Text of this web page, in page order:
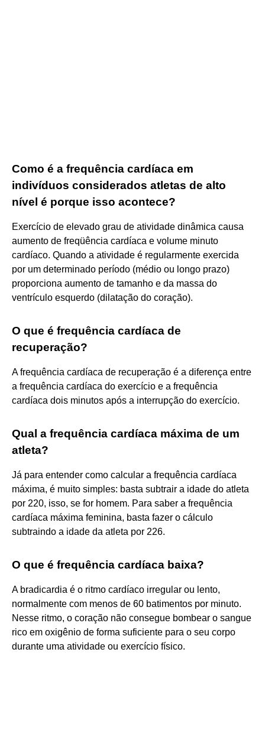
Como é a frequência cardíaca em
indivíduos considerados atletas de alto
nível é porque isso acontece?
Exercício de elevado grau de atividade dinâmica causa
aumento de freqüência cardíaca e volume minuto
cardíaco. Quando a atividade é regularmente exercida
por um determinado período (médio ou longo prazo)
proporciona aumento de tamanho e da massa do
ventrículo esquerdo (dilatação do coração).
O que é frequência cardíaca de
recuperação?
A frequência cardíaca de recuperação é a diferença entre
a frequência cardíaca do exercício e a frequência
cardíaca dois minutos após a interrupção do exercício.
Qual a frequência cardíaca máxima de um
atleta?
Já para entender como calcular a frequência cardíaca
máxima, é muito simples: basta subtrair a idade do atleta
por 220, isso, se for homem. Para saber a frequência
cardíaca máxima feminina, basta fazer o cálculo
subtraindo a idade da atleta por 226.
O que é frequência cardíaca baixa?
A bradicardia é o ritmo cardíaco irregular ou lento,
normalmente com menos de 60 batimentos por minuto.
Nesse ritmo, o coração não consegue bombear o sangue
rico em oxigênio de forma suficiente para o seu corpo
durante uma atividade ou exercício físico.